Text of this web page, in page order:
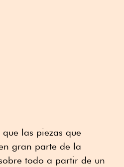
las piezas que
gran parte de la
todo a partir de un